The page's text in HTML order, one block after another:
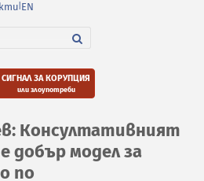
EN
СИГНАЛ ЗА КОРУПЦИЯ
или злоупотреби
Консултативният
добър модел за
по